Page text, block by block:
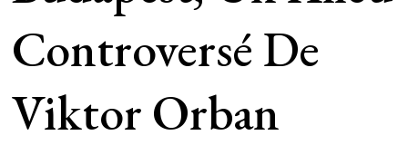
Controversé De
Viktor Orban